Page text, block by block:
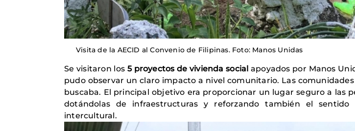
Visita de la AECID al Convenio de Filipinas. Foto: Manos Unidas
Se visitaron los 5 proyectos de vivienda social apoyados por Manos
pudo observar un claro impacto a nivel comunitario. Las
buscaba. El principal objetivo era proporcionar un lugar seguro a las
dotándolas de infraestructuras y reforzando también el
intercultural.